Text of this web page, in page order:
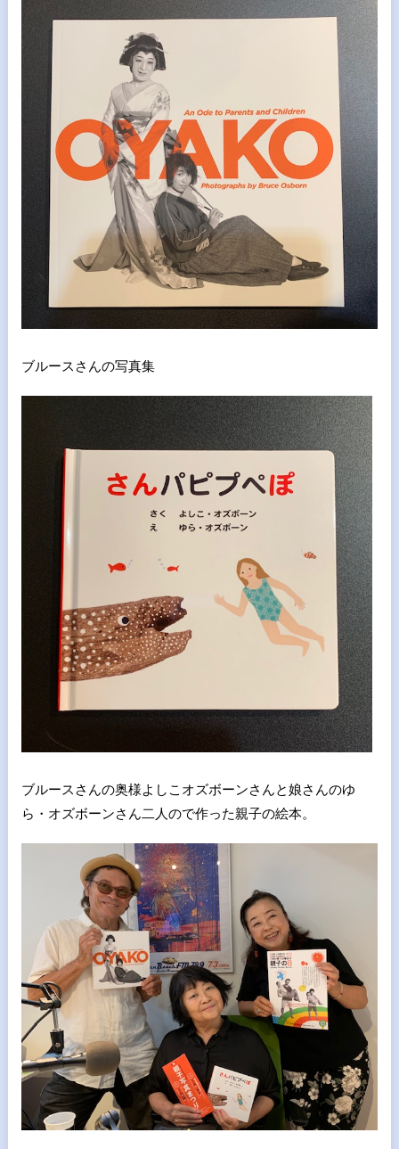
ブルースさんの写真集
ブルースさんの奥様よしこオズボーンさんと娘さんのゆ
ら・オズボーンさん二人ので作った親子の絵本。